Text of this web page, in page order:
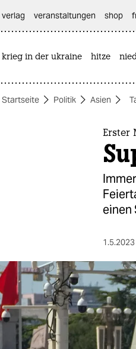
themen
berlin
nord
wahrheit
verlag
veranstaltungen shop
krieg in der ukraine hitze
Startseite Politik Asien
Erster
einen
1.5.2023